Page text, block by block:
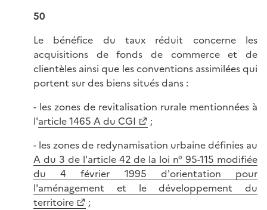
50
Le bénéfice du taux réduit concerne les
acquisitions de fonds de commerce et de
clientèles ainsi que les conventions assimilées qui
portent sur des biens situés dans :
- les zones de revitalisation rurale mentionnées à
l'article 1465 A du CGI
;
- les zones de redynamisation urbaine définies au
A du 3 de l'article 42 de la loi n° 95-115 modifiée
du 4 février 1995 d'orientation pour
l'aménagement et le développement du
territoire
;